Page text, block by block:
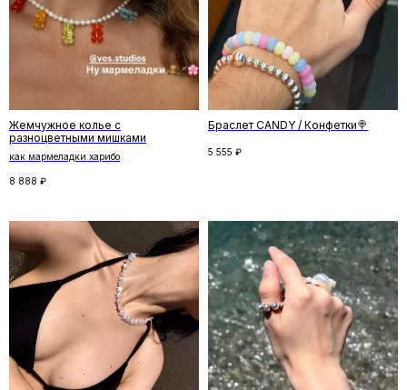
Жемчужное колье с
разноцветными мишками
как мармеладки харибо
8 888 ₽
Браслет CANDY / Конфетки🍭
5 555 ₽
Отзывы ←
Подпишитесь на рассылку и получите
скидку на первый заказ. Рассказываем
о новинках и спецпредложениях,
Скидка на первый заказ